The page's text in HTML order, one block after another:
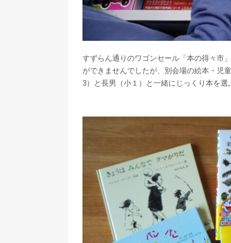
すずらん通りのワゴンセール「本の得々市
ができませんでしたが、別会場の絵本・児
3）と長男（小１）と一緒にじっくり本を選